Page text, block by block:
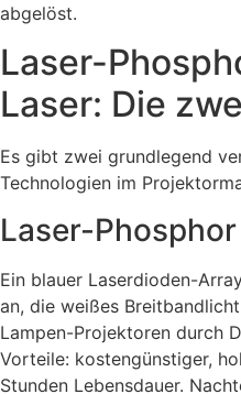
abgelöst.
Laser-
Laser: Die
Es gibt zwei grundlegend
Technologien im
Laser-
Ein blauer Laserdioden-
an, die weißes
Lampen-Projektoren durch
Vorteile: kostengünstiger,
Stunden Lebensdauer.